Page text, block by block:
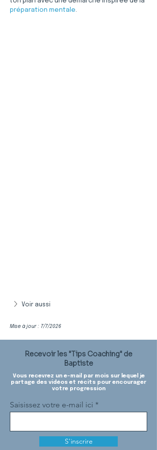
préparation mentale.
Voir aussi
Mise à jour : 7/7/2026
Recevoir les "Tips Coaching" de
Baptiste
Vous recevrez un e-mail par mois sur lequel je
partage des vidéos et récits pour encourager
votre progression
Saisissez votre e-mail ici
S'inscrire